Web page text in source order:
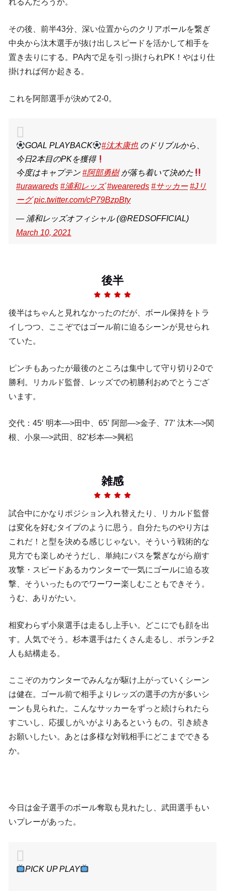
れるんだろうか。
その後、前半43分、深い位置からのクリアボールを繋ぎ
中央から汰木選手が抜け出しスピードを活かして相手を
置き去りにする。PA内で足を引っ掛けられPK！やはり仕
掛ければ何か起きる。
これを阿部選手が決めて2-0。
GOAL PLAYBACK #汰木康也 のドリブルから、
今日2本目のPKを獲得
今度はキャプテン#阿部勇樹が落ち着いて決めた
#urawareds #浦和レッズ #wearereds #サッカー #Jリ
ーグ pic.twitter.com/cP79BzpBty
— 浦和レッズオフィシャル (@REDSOFFICIAL)
March 10, 2021
後半
後半はちゃんと見れなかったのだが、ボール保持をトラ
イしつつ、ここぞではゴール前に迫るシーンが見せられ
ていた。
ピンチもあったが最後のところは集中して守り切り2-0で
勝利。リカルド監督、レッズでの初勝利おめでとうござ
います。
交代：45‘ 明本—>田中、65’ 阿部—>金子、77’ 汰木—>関
根、小泉—>武田、82’杉本—>興梠
雑感
試合中にかなりポジション入れ替えたり、リカルド監督
は変化を好むタイプのように思う。自分たちのやり方は
これだ！と型を決める感じじゃない。そういう戦術的な
見方でも楽しめそうだし、単純にパスを繋ぎながら崩す
攻撃・スピードあるカウンターで一気にゴールに迫る攻
撃、そういったものでワーワー楽しむこともできそう。
うむ、ありがたい。
相変わらず小泉選手は走るし上手い。どこにでも顔を出
す。人気でそう。杉本選手はたくさん走るし、ボランチ2
人も結構走る。
ここぞのカウンターでみんなが駆け上がっていくシーン
は健在。ゴール前で相手よりレッズの選手の方が多いシ
ーンも見られた。こんなサッカーをずっと続けられたら
すごいし、応援しがいがよりあるというもの。引き続き
お願いしたい。あとは多様な対戦相手にどこまでできる
か。
今日は金子選手のボール奪取も見れたし、武田選手もい
いプレーがあった。
PICK UP PLAY